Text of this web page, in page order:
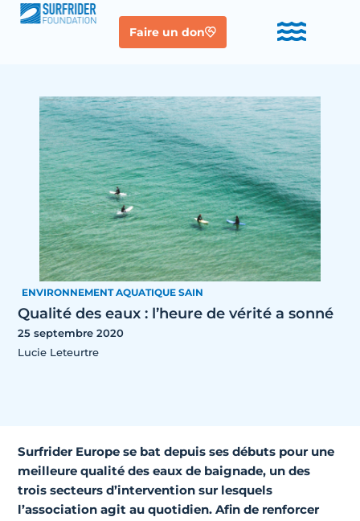
Faire un don
ENVIRONNEMENT AQUATIQUE SAIN
Qualité des eaux : l’heure de vérité a sonné
25 septembre 2020
Lucie Leteurtre
Surfrider Europe se bat depuis ses débuts pour une
meilleure qualité des eaux de baignade, un des
trois secteurs d’intervention sur lesquels
l’association agit au quotidien. Afin de renforcer